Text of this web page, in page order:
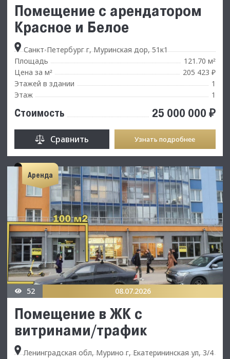
Помещение с арендатором
Красное и Белое
Санкт-Петербург г, Муринская дор, 51к1
Площадь
121.70 м²
Цена за м²
205 423 ₽
Этажей в здании
1
Этаж
1
Стоимость 25 000 000 ₽
Сравнить Узнать подробнее
Аренда
52 08.07.2026
Помещение в ЖК с
витринами/трафик
Ленинградская обл, Мурино г, Екатерининская ул, 3/4